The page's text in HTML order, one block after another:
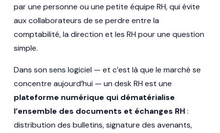
par une personne ou une petite équipe RH, qui évite
aux collaborateurs de se perdre entre la
comptabilité, la direction et les RH pour une question
simple.
Dans son sens logiciel — et c’est là que le marché se
concentre aujourd’hui — un desk RH est une
plateforme numérique qui dématérialise
l’ensemble des documents et échanges RH:
distribution des bulletins, signature des avenants,